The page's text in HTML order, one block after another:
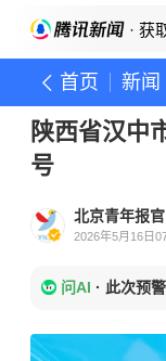
· 获
首页 新闻
陕西省汉中
号
北京青年报官
2026年5月16日
问AI · 此次预